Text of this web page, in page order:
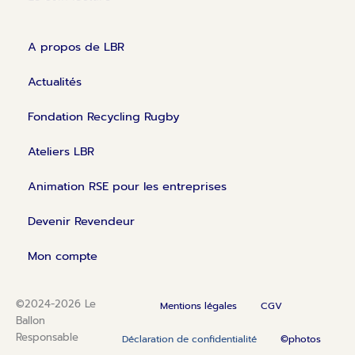
A propos de LBR
Actualités
Fondation Recycling Rugby
Ateliers LBR
Animation RSE pour les entreprises
Devenir Revendeur
Mon compte
©2024-2026 Le
Ballon
Responsable
Mentions légales CGV
Déclaration de confidentialité ©photos